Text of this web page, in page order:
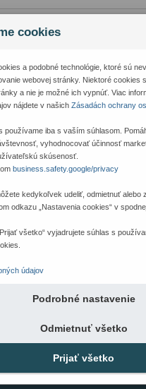
© 2026
cookies
a podobné technológie, ktoré sú
webovej stránky. Niektoré cookies
a nie je možné ich vypnúť. Viac
nájdete v našichZásadách ochrany
používame iba s vaším súhlasom.
vyhodnocovať účinnosť
skúsenosť.
business.safety.google/privacy
kedykoľvek udeliť, odmietnuť alebo
odkazu „Nastavenia cookies“ v
všetko“ vyjadrujete súhlas s
údajov
Podrobné nastavenie
Odmietnuť všetko
Prijať všetko